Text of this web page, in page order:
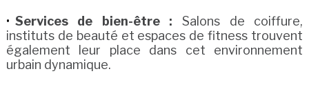
Services de bien-être : Salons de coiffure,
instituts de beauté et espaces de fitness trouvent
également leur place dans cet environnement
urbain dynamique.